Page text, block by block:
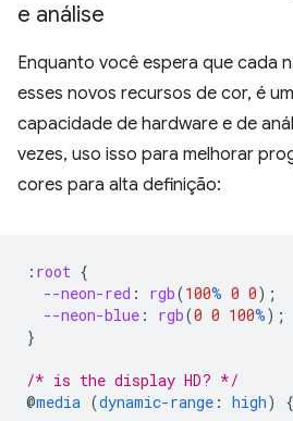
e análise
Enquanto você espera que cada
esses novos recursos de cor, é
capacidade de hardware e de
vezes, uso isso para melhorar
cores para alta definição:
: root {
--neon-red : rgb(100% 0 0);
--neon-blue : rgb(0 0 100%);
}
/* is the display HD? */
@media (dynamic-range : high) {